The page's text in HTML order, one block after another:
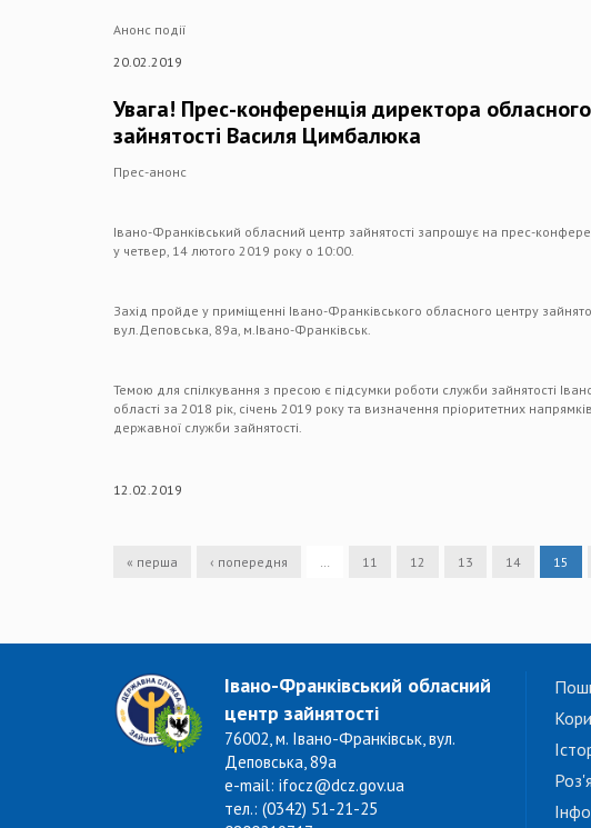
Анонс події
20.02.2019
Увага! Прес-конференція директора
зайнятості Василя Цимбалюка
Прес-анонс
Івано-Франківський обласний центр зайнятості запрошує на прес-
у четвер, 14 лютого 2019 року о 10:00.
Захід пройде у приміщенні Івано-Франківського обласного центру
вул.Деповська, 89а, м.Івано-Франківськ.
Темою для спілкування з пресою є підсумки роботи служби зайнятості
області за 2018 рік, січень 2019 року та визначення пріоритетних
державної служби зайнятості.
12.02.2019
« перша ‹ попередня … 11 12 13 14 15
Івано-Франківський обласний
центр зайнятості
76002, м. Івано-Франківськ, вул.
Деповська, 89а
e-mail: ifocz@dcz.gov.ua
тел.: (0342) 51-21-25